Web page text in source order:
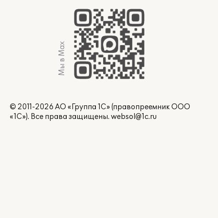
Мы в Max
© 2011-2026 АО «Группа 1С» (правопреемник ООО
«1С»). Все права защищены. websol@1c.ru